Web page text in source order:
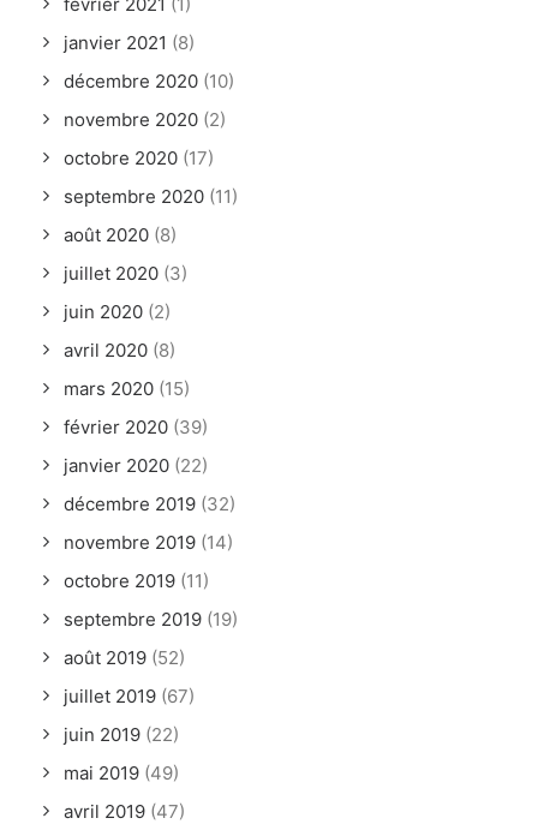
janvier 2021 (8)
décembre 2020 (10)
novembre 2020 (2)
octobre 2020 (17)
septembre 2020 (11)
août 2020 (8)
juillet 2020 (3)
juin 2020 (2)
avril 2020 (8)
mars 2020 (15)
février 2020 (39)
janvier 2020 (22)
décembre 2019 (32)
novembre 2019 (14)
octobre 2019 (11)
septembre 2019 (19)
août 2019 (52)
juillet 2019 (67)
juin 2019 (22)
mai 2019 (49)
avril 2019 (47)